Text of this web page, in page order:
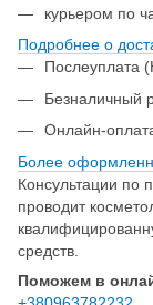
курьером по
Подробнее о
Послеуплата
Безналичный
Онлайн-
Более
Консультации по
проводит
средств.
Поможем в